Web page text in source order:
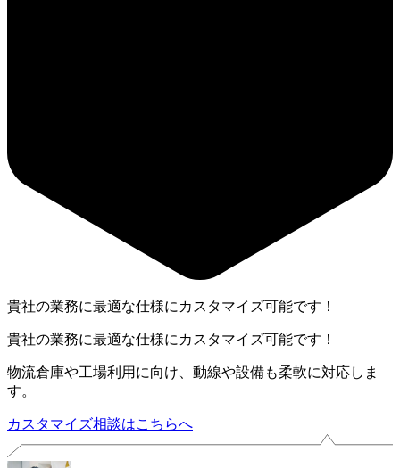
貴社の業務に最適な仕様にカスタマイズ可能です！
貴社の業務に最適な仕様にカスタマイズ可能です！
物流倉庫や工場利用に向け、動線や設備も柔軟に対応しま
す。
カスタマイズ相談はこちらへ